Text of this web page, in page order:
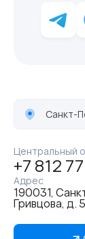
Санкт-
Центральный
+7 812
Адрес
190031,
Гривцова, д.